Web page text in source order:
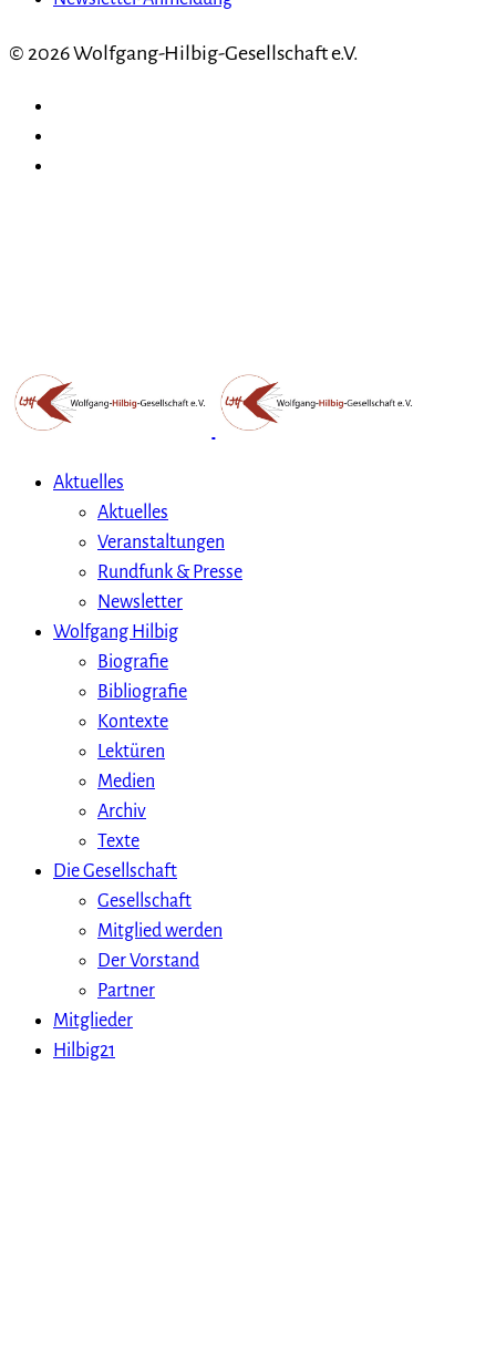
© 2026 Wolfgang-Hilbig-Gesellschaft e.V.
Aktuelles
Aktuelles
Veranstaltungen
Rundfunk & Presse
Newsletter
Wolfgang Hilbig
Biografie
Bibliografie
Kontexte
Lektüren
Medien
Archiv
Texte
Die Gesellschaft
Gesellschaft
Mitglied werden
Der Vorstand
Partner
Mitglieder
Hilbig21